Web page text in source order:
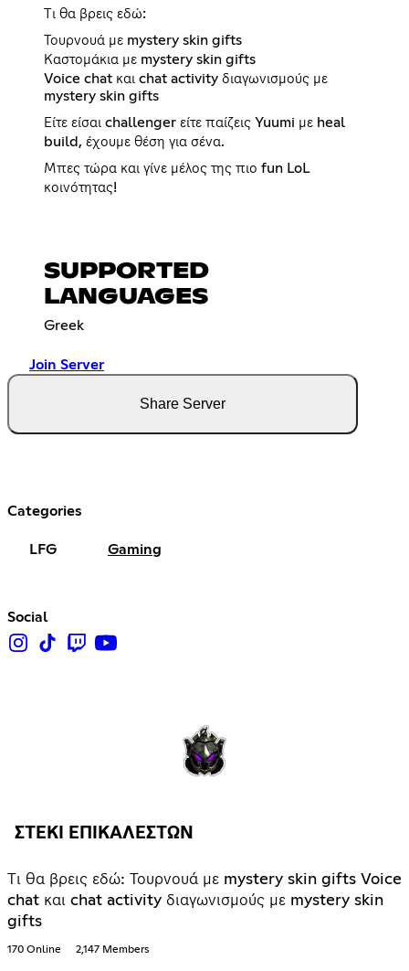
Τι θα βρεις εδώ:
Τουρνουά με mystery skin gifts
Καστομάκια με mystery skin gifts
Voice chat και chat activity διαγωνισμούς με
mystery skin gifts
Είτε είσαι challenger είτε παίζεις Yuumi με heal
build, έχουμε θέση για σένα.
Μπες τώρα και γίνε μέλος της πιο fun LoL
κοινότητας!
SUPPORTED
LANGUAGES
Greek
Join Server
Share Server
Categories
LFG Gaming
Social
ΣΤΕΚΙ ΕΠΙΚΑΛΕΣΤΩΝ
Τι θα βρεις εδώ: Τουρνουά με mystery skin gifts Voice
chat και chat activity διαγωνισμούς με mystery skin
gifts
170 Online 2,147 Members